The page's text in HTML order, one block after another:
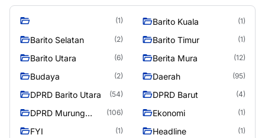
(1) Barito Kuala (1)
Barito Selatan (2) Barito Timur (1)
Barito Utara (6) Berita Mura (12)
Budaya (2) Daerah (95)
DPRD Barito Utara (54) DPRD Barut (4)
DPRD Murung
(106) Ekonomi (1)
FYI (1) Headline (1)